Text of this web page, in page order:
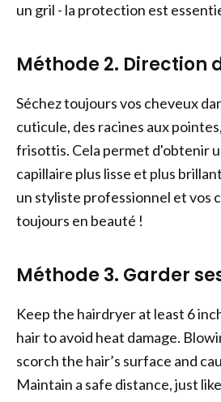
un gril - la protection est
Méthode 2. Direction
Séchez toujours vos cheveux
cuticule, des racines aux
frisottis. Cela permet d'obtenir
capillaire plus lisse et plus
un styliste professionnel et vos
toujours en beauté !
Méthode 3. Garder
Keep the hairdryer at least 6
hair to avoid heat damage.
scorch the hair’s surface and
Maintain a safe distance, just